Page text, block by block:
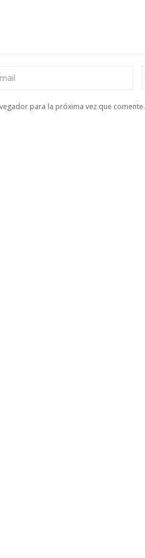
para la próxima vez que comente.